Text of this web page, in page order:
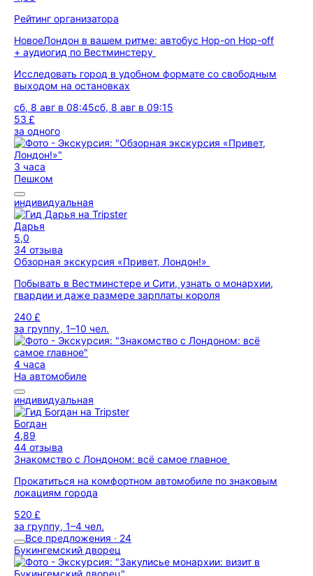
Рейтинг организатора
НовоеЛондон в вашем ритме: автобус Hop-on Hop-off
+ аудиогид по Вестминстеру
Исследовать город в удобном формате со свободным
выходом на остановках
сб, 8 авг в 08:45сб, 8 авг в 09:15
53 £
за одного
3 часа
Пешком
индивидуальная
Дарья
5,0
34 отзыва
Обзорная экскурсия «Привет, Лондон!»
Побывать в Вестминстере и Сити, узнать о монархии,
гвардии и даже размере зарплаты короля
240 £
за группу, 1–10 чел.
4 часа
На автомобиле
индивидуальная
Богдан
4,89
44 отзыва
Знакомство с Лондоном: всё самое главное
Прокатиться на комфортном автомобиле по знаковым
локациям города
520 £
за группу, 1–4 чел.
Все предложения · 24
Букингемский дворец